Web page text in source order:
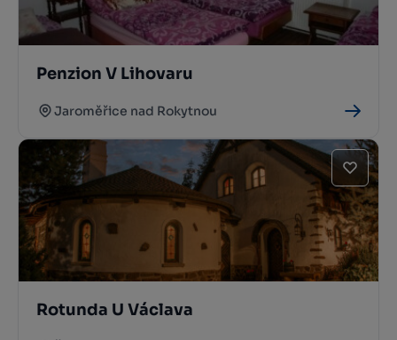
Penzion V Lihovaru
Jaroměřice nad Rokytnou
Rotunda U Václava